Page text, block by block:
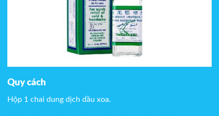
Quy cách
Hộp 1 chai dung dịch dầu xoa.